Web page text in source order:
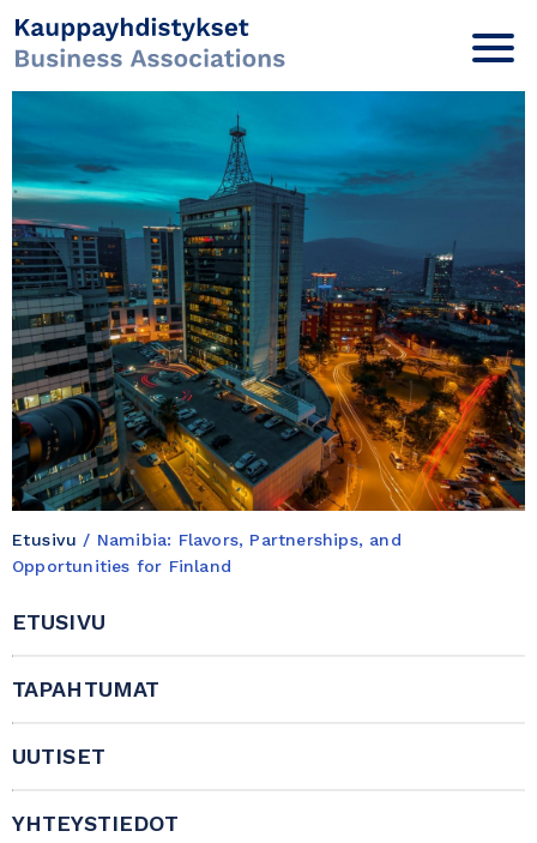
Etusivu / Namibia: Flavors, Partnerships, and
Opportunities for Finland
ETUSIVU
TAPAHTUMAT
UUTISET
YHTEYSTIEDOT